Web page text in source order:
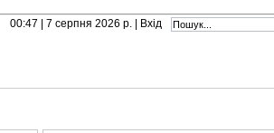
00:47 | 7 серпня 2026 р. | Вхід